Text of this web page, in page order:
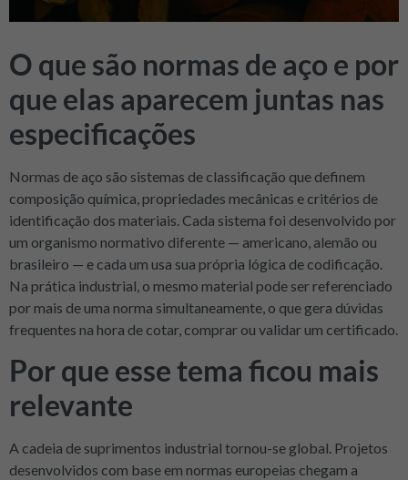
O que são normas de aço e por
que elas aparecem juntas nas
especificações
Normas de aço são sistemas de classificação que definem
composição química, propriedades mecânicas e critérios de
identificação dos materiais. Cada sistema foi desenvolvido por
um organismo normativo diferente — americano, alemão ou
brasileiro — e cada um usa sua própria lógica de codificação.
Na prática industrial, o mesmo material pode ser referenciado
por mais de uma norma simultaneamente, o que gera dúvidas
frequentes na hora de cotar, comprar ou validar um certificado.
Por que esse tema ficou mais
relevante
A cadeia de suprimentos industrial tornou-se global. Projetos
desenvolvidos com base em normas europeias chegam a